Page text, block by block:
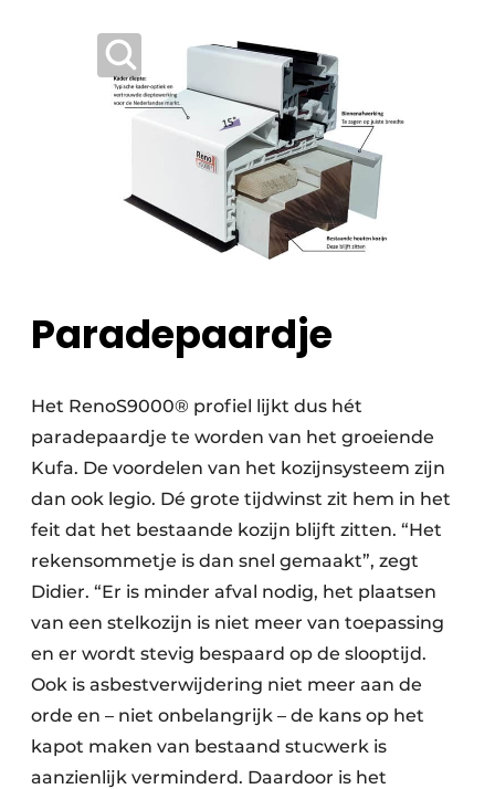
Paradepaardje
Het RenoS9000® profiel lijkt dus hét
paradepaardje te worden van het groeiende
Kufa. De voordelen van het kozijnsysteem zijn
dan ook legio. Dé grote tijdwinst zit hem in het
feit dat het bestaande kozijn blijft zitten. “Het
rekensommetje is dan snel gemaakt”, zegt
Didier. “Er is minder afval nodig, het plaatsen
van een stelkozijn is niet meer van toepassing
en er wordt stevig bespaard op de slooptijd.
Ook is asbestverwijdering niet meer aan de
orde en – niet onbelangrijk – de kans op het
kapot maken van bestaand stucwerk is
aanzienlijk verminderd. Daardoor is het